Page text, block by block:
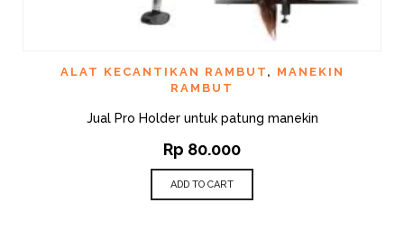
ALAT KECANTIKAN RAMBUT , MANEKIN
RAMBUT
Jual Pro Holder untuk patung manekin
Rp 80.000
ADD TO CART